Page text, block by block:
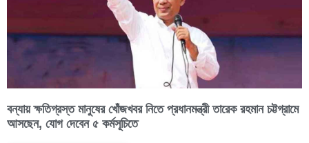
বন্যায় ক্ষতিগ্রস্ত মানুষের খোঁজখবর নিতে প্রধানমন্ত্রী তারেক রহমান চট্টগ্রামে
আসছেন, যোগ দেবেন ৫ কর্মসূচিতে